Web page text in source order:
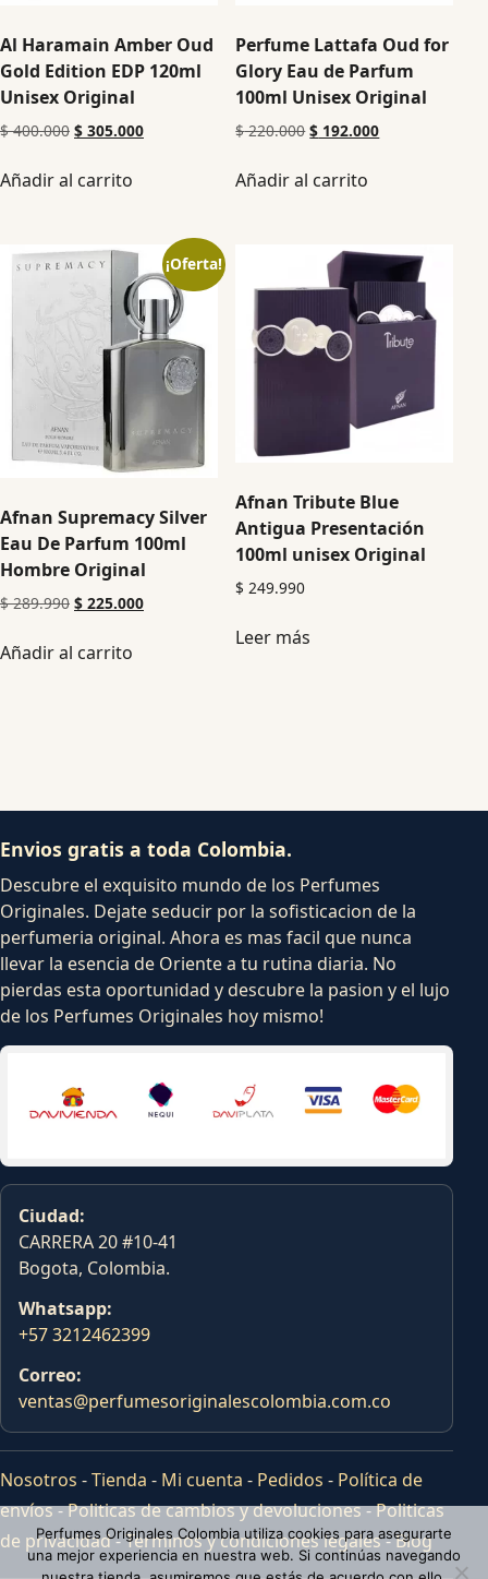
Al Haramain Amber Oud
Gold Edition EDP 120ml
Unisex Original
$400.000 $ 305.000
Añadir al carrito
Perfume Lattafa Oud for
Glory Eau de Parfum
100ml Unisex Original
$220.000 $ 192.000
Añadir al carrito
¡Oferta!
Afnan Supremacy Silver
Eau De Parfum 100ml
Hombre Original
$289.990 $ 225.000
Añadir al carrito
Afnan Tribute Blue
Antigua Presentación
100ml unisex Original
$ 249.990
Leer más
Envios gratis a toda Colombia.
Descubre el exquisito mundo de los Perfumes
Originales. Dejate seducir por la sofisticacion de la
perfumeria original. Ahora es mas facil que nunca
llevar la esencia de Oriente a tu rutina diaria. No
pierdas esta oportunidad y descubre la pasion y el lujo
de los Perfumes Originales hoy mismo!
Ciudad:
CARRERA 20 #10-41
Bogota, Colombia.
Whatsapp:
+57 3212462399
Correo:
ventas@perfumesoriginalescolombia.com.co
Nosotros -Tienda - Mi cuenta - Pedidos - Política de
envíos-Politicas de cambios y devoluciones-Politicas
de privacidad-Terminos y condiciones legales-Blog
Perfumes Originales Colombia utiliza cookies para asegurarte
una mejor experiencia en nuestra web. Si continúas navegando